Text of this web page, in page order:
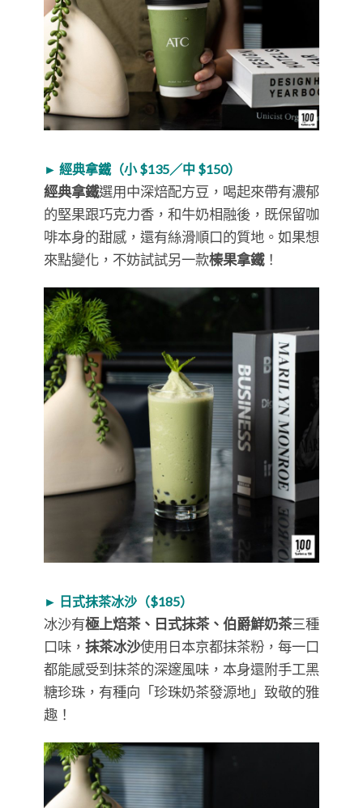
► 經典拿鐵（小 $135／中 $150）
經典拿鐵選用中深焙配方豆，喝起來帶有濃郁
的堅果跟巧克力香，和牛奶相融後，既保留咖
啡本身的甜感，還有絲滑順口的質地。如果想
來點變化，不妨試試另一款榛果拿鐵！
► 日式抹茶冰沙（$185）
冰沙有極上焙茶、日式抹茶、伯爵鮮奶茶三種
口味， 抹茶冰沙使用日本京都抹茶粉，每一口
都能感受到抹茶的深邃風味，本身還附手工黑
糖珍珠，有種向「珍珠奶茶發源地」致敬的雅
趣！